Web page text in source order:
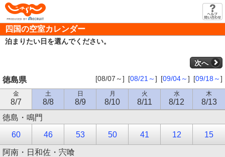
四国の空室カレンダー
泊まりたい日を選んでください。
次へ
徳島県 [08/07～] [08/21～] [09/04～] [09/18～]
金
8/7
土
8/8
日
8/9
月
8/10
火
8/11
水
8/12
木
8/13
徳島・鳴門
60
46 53 50 41 12 15
阿南・日和佐・宍喰